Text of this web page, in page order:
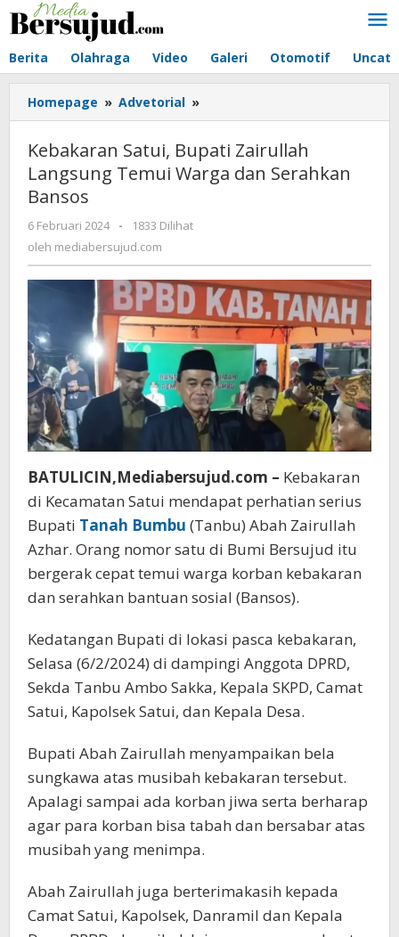
Lewati
Berita Olahraga Video Galeri Otomotif
Homepage » Advetorial »
Satui,
Zairullah
Langsung
Bansos
Kebakaran Satui, Bupati Zairullah
Langsung Temui Warga dan Serahkan
Bansos
6 Februari 2024
oleh
mediabersujud.com
-
1833 Dilihat
oleh mediabersujud.com
BATULICIN,Mediabersujud.com – Kebakaran
di Kecamatan Satui mendapat perhatian serius
Bupati Tanah Bumbu (Tanbu) Abah Zairullah
Azhar. Orang nomor satu di Bumi Bersujud itu
bergerak cepat temui warga korban kebakaran
dan serahkan bantuan sosial (Bansos).
Kedatangan Bupati di lokasi pasca kebakaran,
Selasa (6/2/2024) di dampingi Anggota DPRD,
Sekda Tanbu Ambo Sakka, Kepala SKPD, Camat
Satui, Kapolsek Satui, dan Kepala Desa.
Bupati Abah Zairullah menyampaikan bela
sungkawa atas musibah kebakaran tersebut.
Apalagi sampai ada korban jiwa serta berharap
agar para korban bisa tabah dan bersabar atas
musibah yang menimpa.
Abah Zairullah juga berterimakasih kepada
Camat Satui, Kapolsek, Danramil dan Kepala